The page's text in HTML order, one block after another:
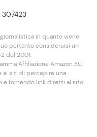
307423
in quanto viene
pertanto considerarsi un
del 2001.
Affiliazione Amazon EU,
ai siti di percepire una
e fornendo link diretti al sito